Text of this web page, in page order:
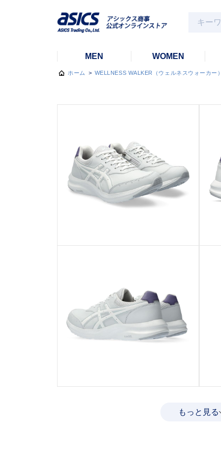
MEN WOMEN
ホーム > WELLNESS WALKER（ウェルネスウォーカー）
もっと見る